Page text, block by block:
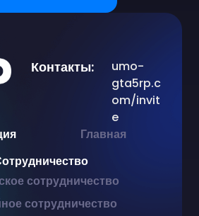
Контакты:
umo-
gta5rp.c
om/invit
e
Главная
сотрудничество
сотрудничество